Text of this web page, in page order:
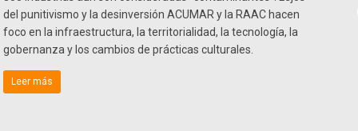
del punitivismo y la desinversión ACUMAR y la RAAC hacen
foco en la infraestructura, la territorialidad, la tecnología, la
gobernanza y los cambios de prácticas culturales.
Leer más